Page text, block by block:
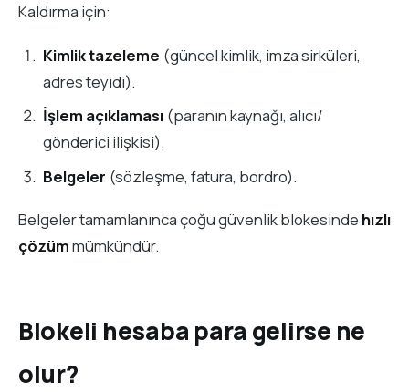
Kaldırma için:
Kimlik tazeleme (güncel kimlik, imza sirküleri,
adres teyidi).
İşlem açıklaması (paranın kaynağı, alıcı/
gönderici ilişkisi).
Belgeler (sözleşme, fatura, bordro).
Belgeler tamamlanınca çoğu güvenlik blokesinde hızlı
çözümmümkündür.
Blokeli hesaba para gelirse ne
olur?